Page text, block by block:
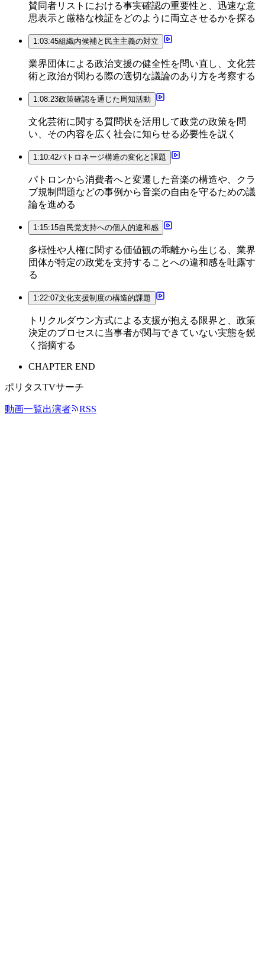
賛同者リストにおける事実確認の重要性と、迅速な意
思表示と厳格な検証をどのように両立させるかを探る
1:03:45組織内候補と民主主義の対立
業界団体による政治支援の健全性を問い直し、文化芸
術と政治が関わる際の適切な議論のあり方を考察する
1:08:23政策確認を通じた周知活動
文化芸術に関する質問状を活用して政党の政策を問
い、その内容を広く社会に知らせる必要性を説く
1:10:42パトロネージ構造の変化と課題
パトロンから消費者へと変遷した音楽の構造や、クラ
ブ規制問題などの事例から音楽の自由を守るための議
論を進める
1:15:15自民党支持への個人的違和感
多様性や人権に関する価値観の乖離から生じる、業界
団体が特定の政党を支持することへの違和感を吐露す
る
1:22:07文化支援制度の構造的課題
トリクルダウン方式による支援が抱える限界と、政策
決定のプロセスに当事者が関与できていない実態を鋭
く指摘する
CHAPTER END
ポリタスTVサーチ
動画一覧出演者 RSS